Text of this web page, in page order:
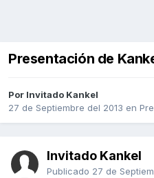
Presentación de
Por Invitado Kankel
27 de Septiembre del 2013 en
Invitado Kankel
Publicado 27 de